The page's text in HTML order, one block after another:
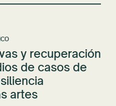
y recuperación
de casos de
artes